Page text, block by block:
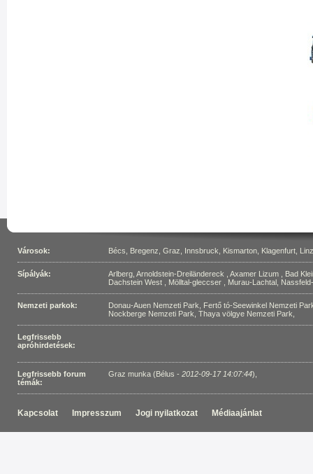
Városok: Bécs Bregenz Graz Innsbruck Kismarton Klagenfurt Linz
Sípályák: Arlberg Arnoldstein-Dreiländereck Axamer Lizum
Bad
Dachstein West
Mölltal-gleccser Murau-Lachtal
Nemzeti parkok: Donau-Auen Nemzeti Park
Fertő tó-Seewinkel Nemzeti
Nockberge Nemzeti Park Thaya völgye Nemzeti Park
Legfrissebb
apróhirdetések:
Legfrissebb forum
témák:
Graz munka (Bélus - 2012-09-17 14:07:44)
Kapcsolat Impresszum Jogi nyilatkozat Médiaajánlat